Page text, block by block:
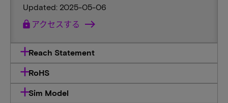
Updated: 2025-05-06
lock アクセスする
Reach Statement
RoHS
Sim Model